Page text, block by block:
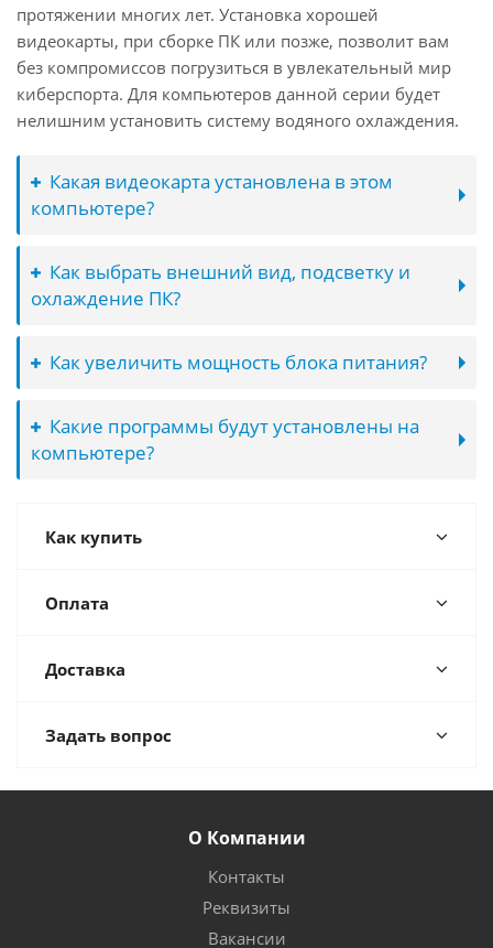
протяжении многих лет. Установка хорошей
видеокарты, при сборке ПК или позже, позволит вам
без компромиссов погрузиться в увлекательный мир
киберспорта. Для компьютеров данной серии будет
нелишним установить систему водяного охлаждения.
Какая видеокарта установлена в этом
компьютере?
Как выбрать внешний вид, подсветку и
охлаждение ПК?
Как увеличить мощность блока питания?
Какие программы будут установлены на
компьютере?
Как купить
Оплата
Доставка
Задать вопрос
О Компании
Контакты
Реквизиты
Вакансии